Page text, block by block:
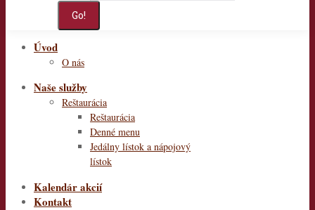
Úvod
O nás
Naše služby
Reštaurácia
Reštaurácia
Denné menu
Jedálny lístok a nápojový
lístok
Kalendár akcií
Kontakt